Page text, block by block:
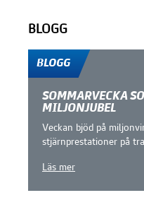
BLOGG
BLOGG
SOMMARVECKA
MILJONJUBEL
Veckan bjöd på
stjärnprestationer på
Läs mer